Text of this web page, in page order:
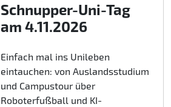
Schnupper-Uni-Tag
am 4.11.2026
Einfach mal ins Unileben
eintauchen: von Auslandsstudium
und Campustour über
Roboterfußball und KI-